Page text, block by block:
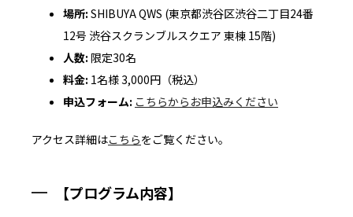
場所: SHIBUYA QWS (東京都渋谷区渋谷二丁目24番
12号 渋谷スクランブルスクエア 東棟 15階)
人数: 限定30名
料金: 1名様 3,000円（税込）
申込フォーム: こちらからお申込みください
アクセス詳細はこちらをご覧ください。
【プログラム内容】